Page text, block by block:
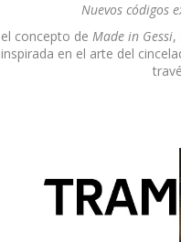
Nuevos códigos
concepto de Made in Gessi,
en el arte del